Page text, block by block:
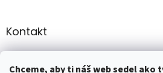
Chceme, aby ti náš web sedel
Kontakt